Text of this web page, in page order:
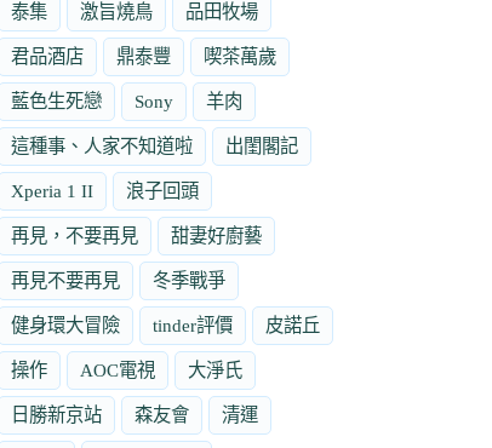
泰集 激旨燒鳥 品田牧場
君品酒店 鼎泰豐 喫茶萬歲
藍色生死戀 Sony 羊肉
這種事、人家不知道啦 出閨閣記
Xperia 1 II 浪子回頭
再見，不要再見 甜妻好廚藝
再見不要再見 冬季戰爭
健身環大冒險 tinder評價 皮諾丘
操作 AOC電視 大淨氏
日勝新京站 森友會 清運